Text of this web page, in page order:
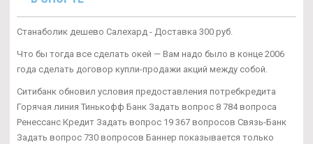
Станаболик дешево Салехард - Доставка 300 руб.
Что бы тогда все сделать окей — Вам надо было в конце 2006
года сделать договор купли-продажи акций между собой.
Ситибанк обновил условия предоставления потребкредита
Горячая линия Тинькофф Банк Задать вопрос 8 784 вопроса
Ренессанс Кредит Задать вопрос 19 367 вопросов Связь-Банк
Задать вопрос 730 вопросов Баннер показывается только